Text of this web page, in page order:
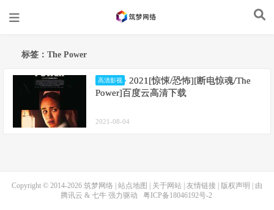
标签：The Power
高清影视
2021[惊悚/恐怖][断电惊魂/The
Power]百度云高清下载
2021-08-04
Copyright © 2014-2026 筑梦网络 站点地图 关于网站 友情链接 版权声明
| 由
腾讯云 & 七牛强力驱动 粤ICP备18046192号-2